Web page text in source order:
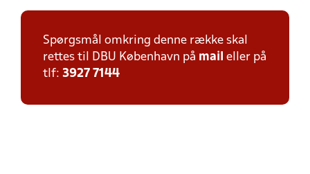
Spørgsmål omkring denne række skal
rettes til DBU København på mail eller på
tlf: 3927 7144